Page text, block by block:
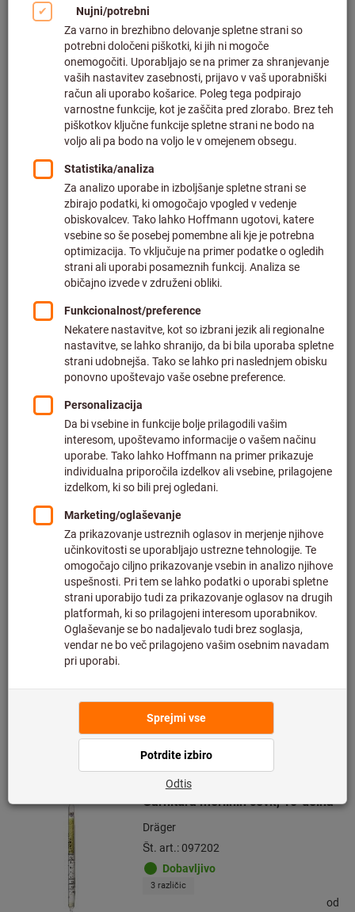
269,00 €
plus DDV po trenutni stopnjiin strošek
dostave
Garnitura javljalnikov za več
plinov X-am® 2800, Tip: 2800SET
Dräger
Št. art.: 097217 2800SET
Naknadna dobava
1.329,00 €
Cena na 1 kos
plus DDV po trenutni stopnjiin strošek
Dodaj na seznam želja
Merilnik za eno vrsto plina Pac®
6500
Dräger
Št. art.: 097199
Dobavljivo
4 različic
Na različice
Garnitura merilnih cevk, 10-delna
Dräger
Št. art.: 097202
Dobavljivo
3 različic
od